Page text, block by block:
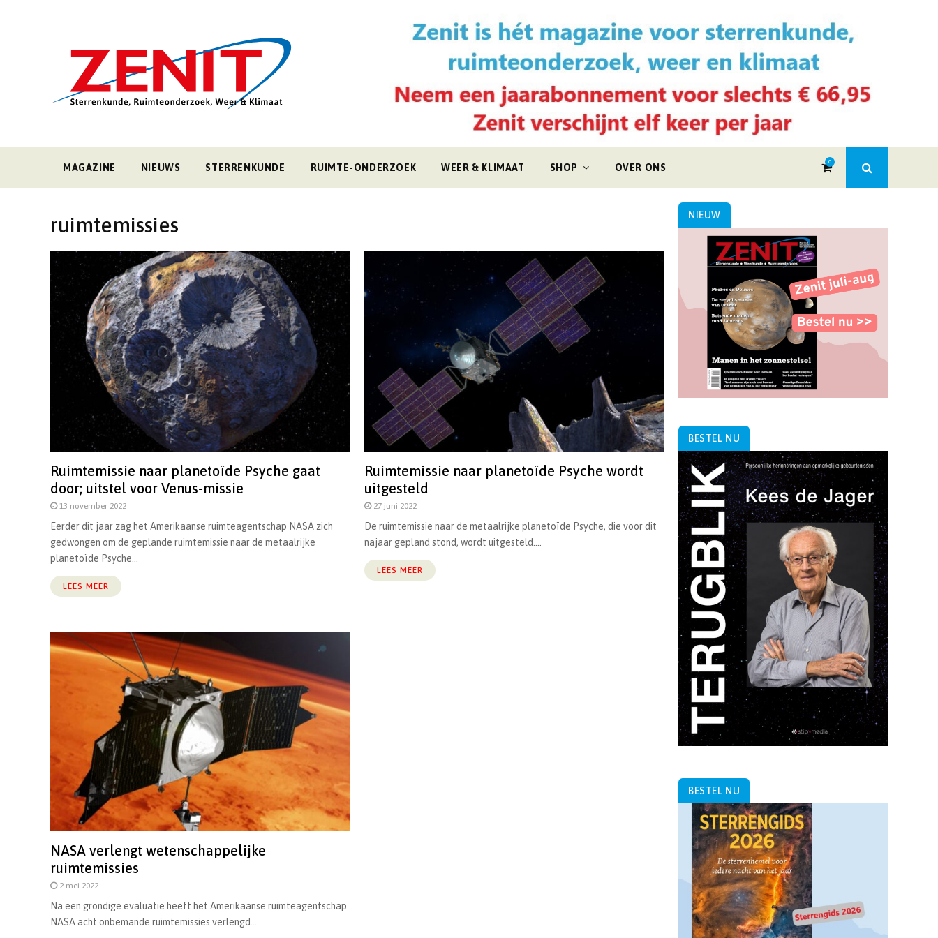
MAGAZINE NIEUWS STERRENKUNDE RUIMTE-ONDERZOEK WEER & KLIMAAT SHOP OVER ONS
0
ruimtemissies
Ruimtemissie naar planetoïde Psyche gaat
door; uitstel voor Venus-missie
13 november 2022
Eerder dit jaar zag het Amerikaanse ruimteagentschap NASA zich
gedwongen om de geplande ruimtemissie naar de metaalrijke
planetoïde Psyche...
LEES MEER
Ruimtemissie naar planetoïde Psyche wordt
uitgesteld
27 juni 2022
De ruimtemissie naar de metaalrijke planetoïde Psyche, die voor dit
najaar gepland stond, wordt uitgesteld....
LEES MEER
NASA verlengt wetenschappelijke
ruimtemissies
2 mei 2022
Na een grondige evaluatie heeft het Amerikaanse ruimteagentschap
NASA acht onbemande ruimtemissies verlengd...
NIEUW
BESTEL NU
BESTEL NU